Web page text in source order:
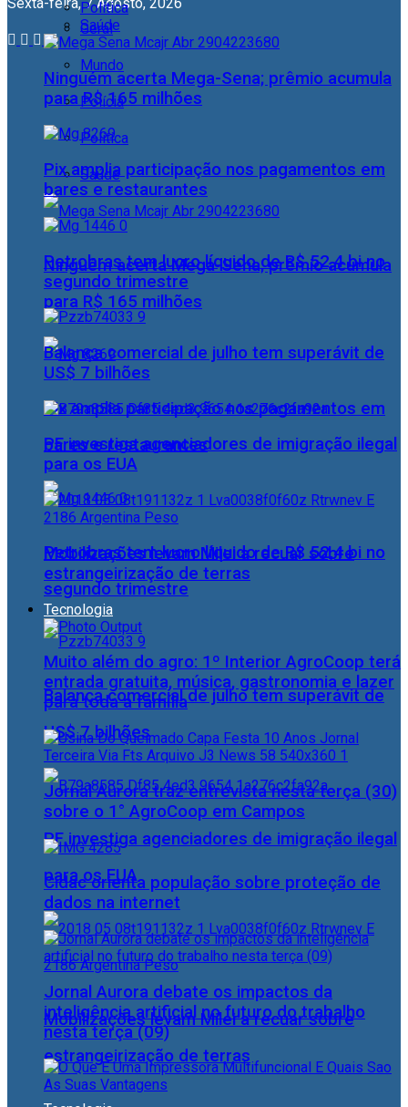
Geral
Mundo
Polícia
Política
Saúde
Ninguém acerta Mega-Sena; prêmio acumula
para R$ 165 milhões
Pix amplia participação nos pagamentos em
bares e restaurantes
Petrobras tem lucro líquido de R$ 52,4 bi no
segundo trimestre
Balança comercial de julho tem superávit de
US$ 7 bilhões
PF investiga agenciadores de imigração ilegal
para os EUA
Mobilizações levam Milei a recuar sobre
estrangeirização de terras
Política
Saúde
Ninguém acerta Mega-Sena; prêmio acumula
para R$ 165 milhões
Pix amplia participação nos pagamentos em
bares e restaurantes
Petrobras tem lucro líquido de R$ 52,4 bi no
segundo trimestre
Balança comercial de julho tem superávit de
US$ 7 bilhões
PF investiga agenciadores de imigração ilegal
para os EUA
Mobilizações levam Milei a recuar sobre
estrangeirização de terras
Tecnologia
Muito além do agro: 1º Interior AgroCoop terá
entrada gratuita, música, gastronomia e lazer
para toda a família
Jornal Aurora traz entrevista nesta terça (30)
sobre o 1° AgroCoop em Campos
Cidac orienta população sobre proteção de
dados na internet
Jornal Aurora debate os impactos da
inteligência artificial no futuro do trabalho
nesta terça (09)